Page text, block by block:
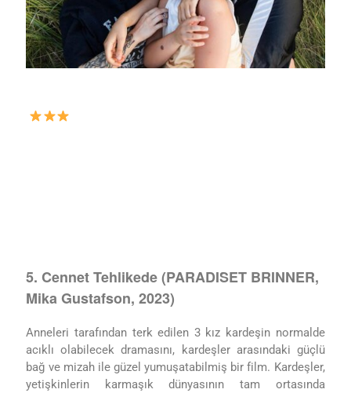
5. Cennet Tehlikede (PARADISET BRINNER,
Mika Gustafson, 2023)
Anneleri tarafından terk edilen 3 kız kardeşin normalde
acıklı olabilecek dramasını, kardeşler arasındaki güçlü
bağ ve mizah ile güzel yumuşatabilmiş bir film. Kardeşler,
yetişkinlerin karmaşık dünyasının tam ortasında